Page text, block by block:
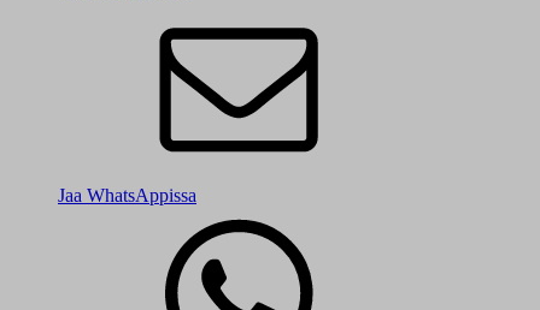
Jaa WhatsAppissa